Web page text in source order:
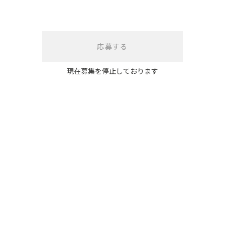
応募する
現在募集を停止しております